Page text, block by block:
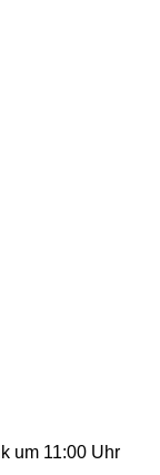
um 11:00 Uhr